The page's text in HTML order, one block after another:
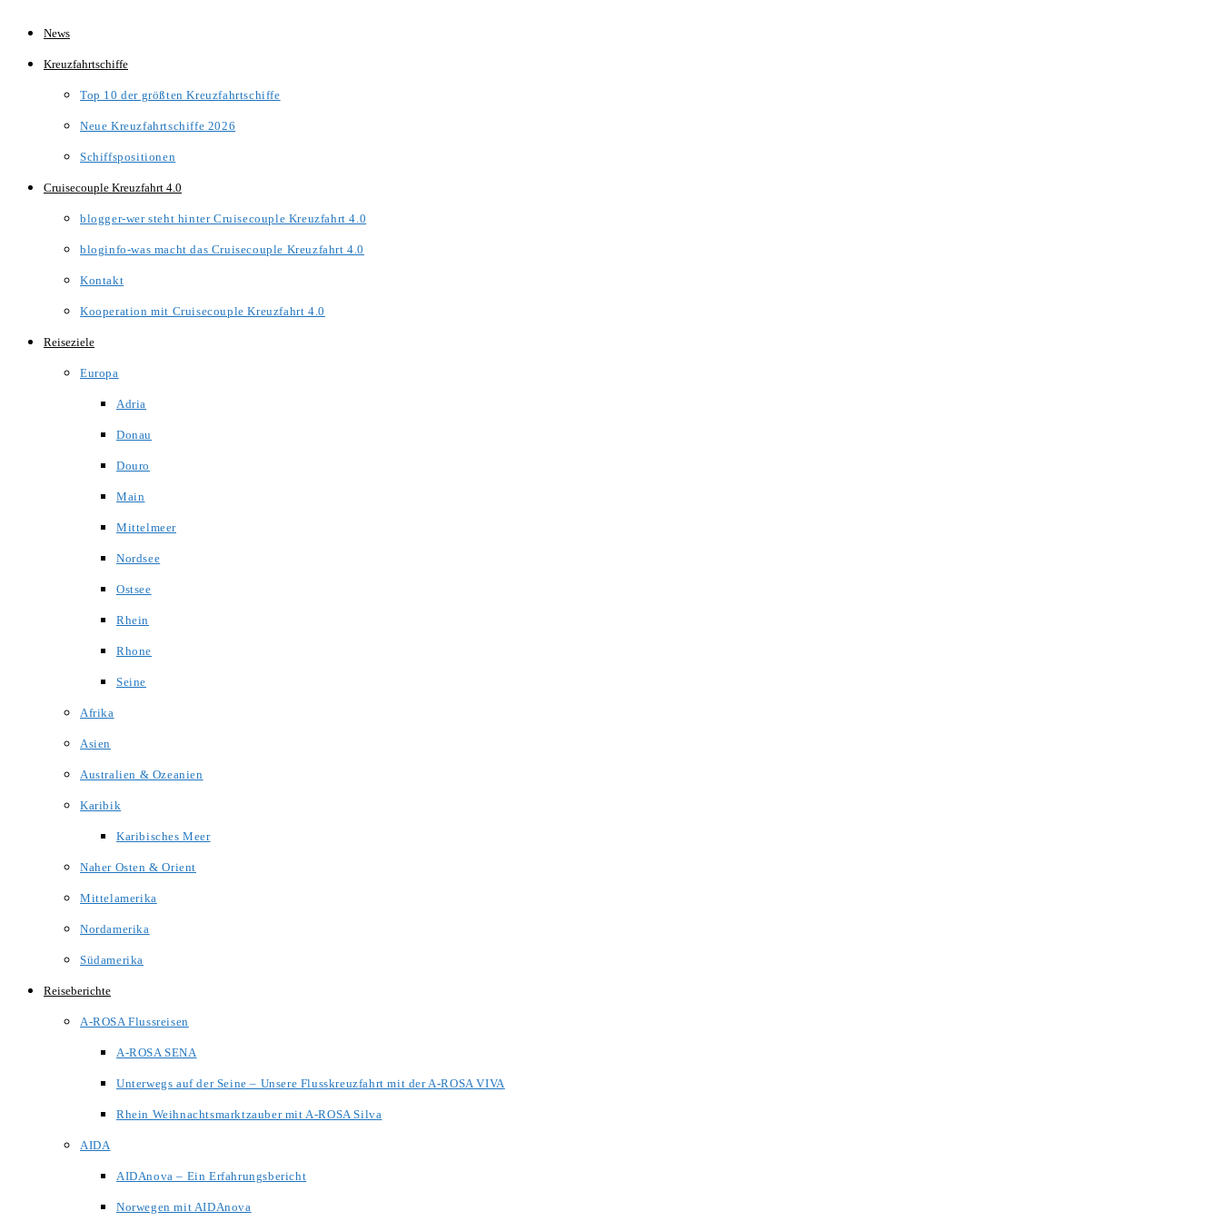
Zum
Inhalt
News
Kreuzfahrtschiffe
Top 10 der größten Kreuzfahrtschiffe
Neue Kreuzfahrtschiffe 2026
Schiffspositionen
Cruisecouple Kreuzfahrt 4.0
blogger-wer steht hinter Cruisecouple Kreuzfahrt 4.0
bloginfo-was macht das Cruisecouple Kreuzfahrt 4.0
Kontakt
Kooperation mit Cruisecouple Kreuzfahrt 4.0
Reiseziele
Europa
Adria
Donau
Douro
Main
Mittelmeer
Nordsee
Ostsee
Rhein
Rhone
Seine
Afrika
Asien
Australien & Ozeanien
Karibik
Karibisches Meer
Naher Osten & Orient
Mittelamerika
Nordamerika
Südamerika
Reiseberichte
A-ROSA Flussreisen
A-ROSA SENA
Unterwegs auf der Seine – Unsere Flusskreuzfahrt mit der A-ROSA VIVA
Rhein Weihnachtsmarktzauber mit A-ROSA Silva
AIDA
AIDAnova – Ein Erfahrungsbericht
Norwegen mit AIDAnova